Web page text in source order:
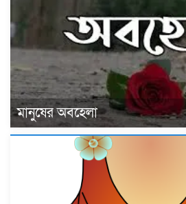
মানুষের অবহেলা